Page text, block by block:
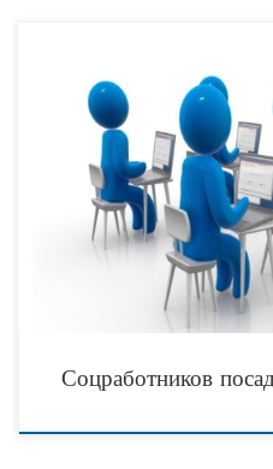
Правительство РФ намерено повысить
Внедрение в России профессиональных
сферы проходит болезненно, признали
Соцработников